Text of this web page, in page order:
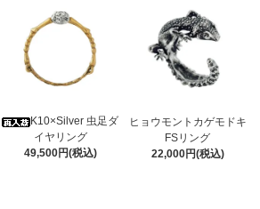
K10×Silver 虫足ダ
イヤリング
49,500円(税込)
ヒョウモントカゲモドキ
FSリング
22,000円(税込)